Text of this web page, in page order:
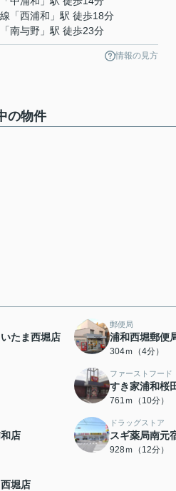
「西浦和 」駅 徒歩18分
「南与野 」駅 徒歩23分
情報の見方
の物件
たま西堀店
郵便局
浦和西堀郵便
304ｍ（4分）
ファーストフード
すき家浦和桜
761ｍ（10分）
店
ドラッグストア
スギ薬局南元
928ｍ（12分）
堀店